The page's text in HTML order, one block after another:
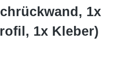
1x
1x Kleber)